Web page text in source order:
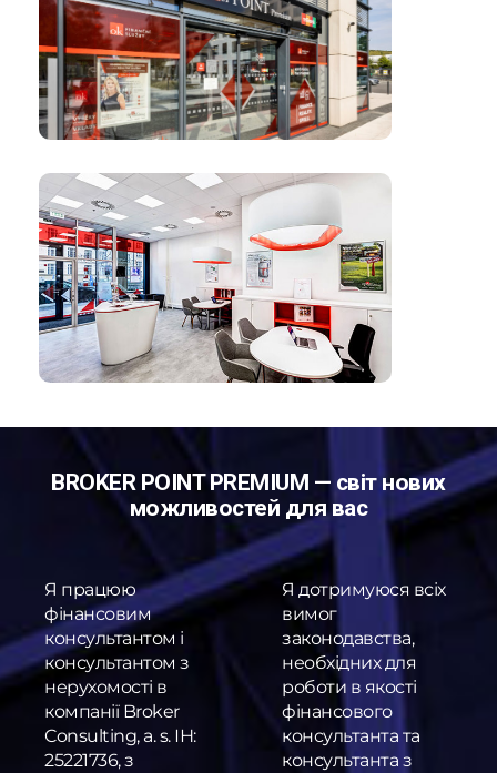
BROKER POINT PREMIUM — світ нових
можливостей для вас
Я працюю
фінансовим
консультантом і
консультантом з
нерухомості в
компанії Broker
Consulting, a. s. ІН:
25221736, з
Я дотримуюся всіх
вимог
законодавства,
необхідних для
роботи в якості
фінансового
консультанта та
консультанта з